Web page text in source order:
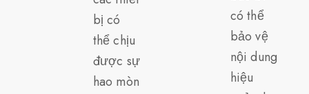
bị có
thể chịu
được sự
hao mòn
có thể
bảo vệ
nội dung
hiệu